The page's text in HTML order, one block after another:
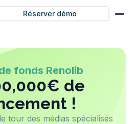
Réserver démo
fonds Renolib
de
!
tour des médias spécialisés